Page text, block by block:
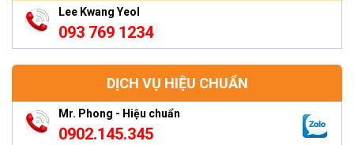
Lee Kwang Yeol
093 769 1234
DỊCH VỤ HIỆU CHUẨN
Mr. Phong - Hiệu chuẩn
0902.145.345